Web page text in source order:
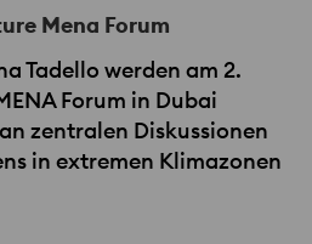
Mena Forum
Tadello werden am 2.
Forum in Dubai
zentralen Diskussionen
in extremen Klimazonen